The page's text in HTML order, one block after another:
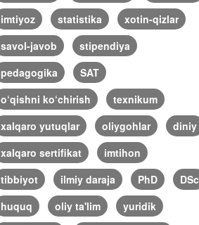
imtiyoz
statistika
xotin-qizlar
savol-javob
stipendiya
pedagogika
SAT
o‘qishni ko‘chirish
texnikum
xalqaro yutuqlar
oliygohlar
diniy
xalqaro sertifikat
imtihon
tibbiyot
ilmiy daraja PhD
DSc
huquq
oliy ta'lim
yuridik